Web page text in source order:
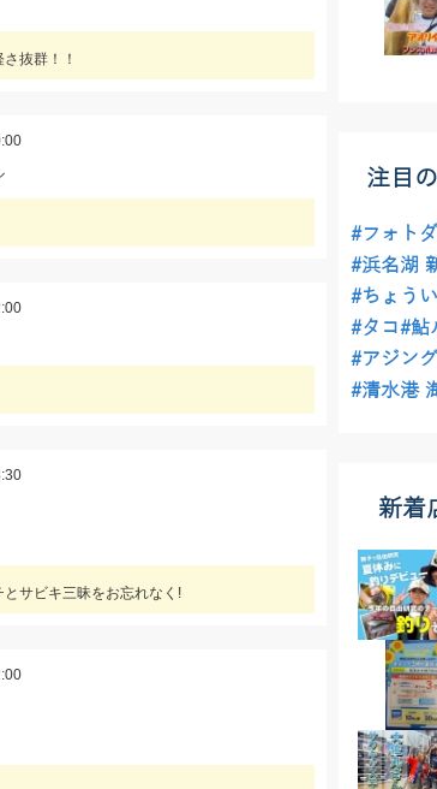
抜群！！
サビキ三昧をお忘れなく!
注目
#フォト
#浜名湖
#ちょう
#タコ#鮎
#アジング
#清水港
新着